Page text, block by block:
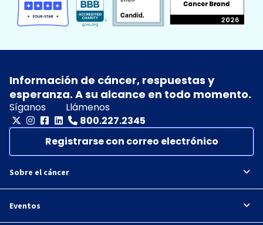
Información de cáncer, respuestas y
esperanza. A su alcance en todo momento.
Síganos
Llámenos
800.227.2345
Registrarse con correo electrónico
Sobre el cáncer
Eventos